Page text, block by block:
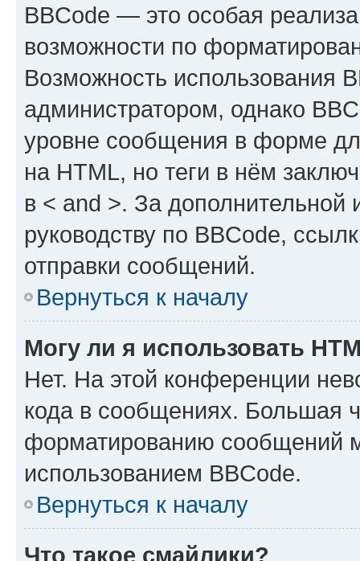
BBCode — это особая
возможности по
Возможность использования
администратором, однако
уровне сообщения в форме
на HTML, но теги в нём
в < and >. За
руководству по BBCode,
отправки сообщений.
Вернуться к началу
Могу ли я использовать
Нет. На этой конференции
кода в сообщениях. Большая
форматированию сообщений
использованием BBCode.
Вернуться к началу
Что такое смайлики?